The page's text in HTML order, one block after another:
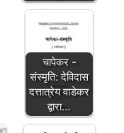
चापेकर -
संस्मृति: देविदास
दत्तात्रेय वाडेकर
द्वारा…